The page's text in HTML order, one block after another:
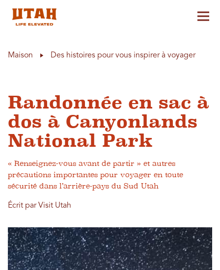
Maison Des histoires pour vous inspirer à voyager
Randonnée en sac à
dos à Canyonlands
National Park
« Renseignez-vous avant de partir » et autres
précautions importantes pour voyager en toute
sécurité dans l’arrière-pays du Sud Utah
Écrit par Visit Utah